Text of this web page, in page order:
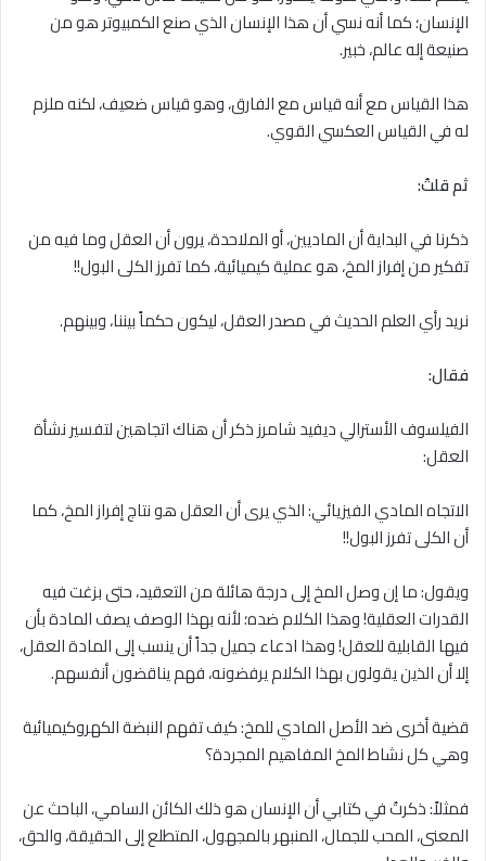
الإنسان؛ كما أنه نسي أن هذا الإنسان الذي صنع الكمبيوتر هو من
صنيعة إله عالم، خبير.
هذا القياس مع أنه قياس مع الفارق، وهو قياس ضعيف، لكنه ملزم
له في القياس العكسي القوي.
ثم قلتُ:
ذكرنا في البداية أن الماديين، أو الملاحدة، يرون أن العقل وما فيه من
تفكير من إفراز المخ، هو عملية كيميائية، كما تفرز الكلى البول!!
نريد رأي العلم الحديث في مصدر العقل، ليكون حكماً بيننا، وبينهم.
فقال:
الفيلسوف الأسترالي ديفيد شامرز ذكر أن هناك اتجاهين لتفسير نشأة
العقل:
الاتجاه المادي الفيزيائي: الذي يرى أن العقل هو نتاج إفراز المخ، كما
أن الكلى تفرز البول!!
ويقول: ما إن وصل المخ إلى درجة هائلة من التعقيد، حتى بزغت فيه
القدرات العقلية! وهذا الكلام ضده؛ لأنه بهذا الوصف يصف المادة بأن
فيها القابلية للعقل! وهذا ادعاء جميل جداً أن ينسب إلى المادة العقل،
إلا أن الذين يقولون بهذا الكلام يرفضونه، فهم يناقضون أنفسهم.
قضية أخرى ضد الأصل المادي للمخ: كيف تفهم النبضة الكهروكيميائية
وهي كل نشاط المخ المفاهيم المجردة؟
فمثلاً: ذكرتُ في كتابي أن الإنسان هو ذلك الكائن السامي، الباحث عن
المعنى، المحب للجمال، المنبهر بالمجهول، المتطلع إلى الحقيقة، والحق،